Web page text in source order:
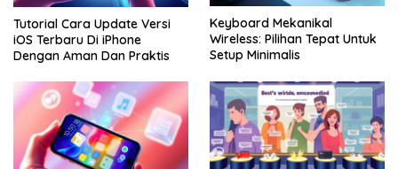
Tutorial Cara Update Versi
iOS Terbaru Di iPhone
Dengan Aman Dan Praktis
Keyboard Mekanikal
Wireless: Pilihan Tepat Untuk
Setup Minimalis